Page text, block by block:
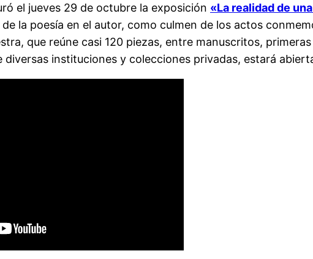
el jueves 29 de octubre la exposición «La realidad de
la poesía en el autor, como culmen de los actos
que reúne casi 120 piezas, entre manuscritos,
instituciones y colecciones privadas, estará